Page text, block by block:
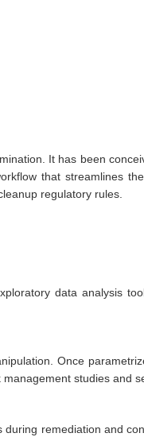
It has been
that streamlines
regulatory rules.
data analysis
Once
studies and
remediation and